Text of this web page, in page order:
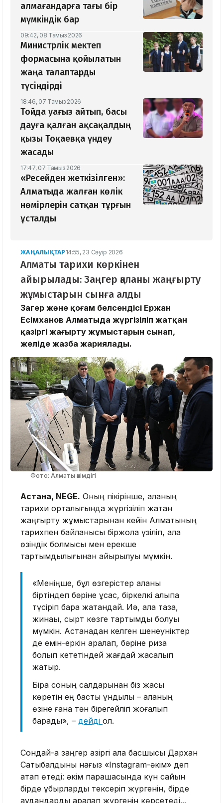
алмағандарға тағы бір
мүмкіндік бар
09:42, 08 Тамыз 2026
Министрлік мектеп
формасына қойылатын
жаңа талаптарды
түсіндірді
18:46, 07 Тамыз 2026
Тойда уағыз айтып, басы
дауға қалған ақсақалдың
қызы Тоқаевқа үндеу
жасады
17:47, 07 Тамыз 2026
«Ресейден жеткізілген»:
Алматыда жалған көлік
нөмірлерін сатқан тұрғын
ұсталды
ЖАҢАЛЫҚТАР 14:55, 23 Сәуір 2026
Алматы тарихи көркінен
айырылады: Заңгер қаланы жаңғырту
жұмыстарын сынға алды
Заңгер және қоғам белсендісі Ержан
Есімханов Алматыда жүргізіліп жатқан
қазіргі жаңғырту жұмыстарын сынап,
желіде жазба жариялады.
Фото: Алматы әкімдігі
Астана, NEGE. Оның пікірінше, қаланың
тарихи орталығында жүргізіліп жатқан
жаңғырту жұмыстарынан кейін Алматының
тарихпен байланысы біржола үзіліп, қала
өзіндік болмысы мен ерекше
тартымдылығынан айырылуы мүмкін.
«Меніңше, бұл өзгерістер қаланы
біртіндеп бәріне ұқсас, біркелкі қалыпқа
түсіріп бара жатқандай. Иә, қала таза,
жинақы, сырт көзге тартымды болуы
мүмкін. Астанадан келген шенеуніктер
де емін-еркін аралап, бәріне риза
болып кететіндей жағдай жасалып
жатыр.
Бірақ соның салдарынан біз жақсы
көретін ең басты құндылық – қаланың
өзіне ғана тән бірегейлігі жоғалып
барады», – дейді ол.
Сондай-ақ заңгер қазіргі қала басшысы Дархан
Сатыбалдыны нағыз «Instagram-әкім» деп
атап өтеді: әкім парақшасында күн сайын
бірде құбырларды тексеріп жүргенін, бірде
аудандарды аралап жүргенін көрсетеді...